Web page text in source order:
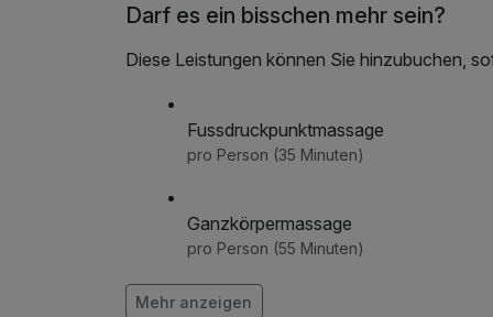
vergessen, denn er stärkt das Immunsystem
Genießen Sie auch die Abkühlung unter den
entspannen und die Seele baumeln lassen.
Kartenmaterial bekommen Sie kostenfrei an
Genießen Sie Ihren Aufenthalt in unserem
Im Angebot enthalten
Darf es ein bisschen mehr sein?
Diese Leistungen können Sie hinzubuchen,
Fussdruckpunktmassage
pro Person (35 Minuten)
Ganzkörpermassage
pro Person (55 Minuten)
Mehr anzeigen